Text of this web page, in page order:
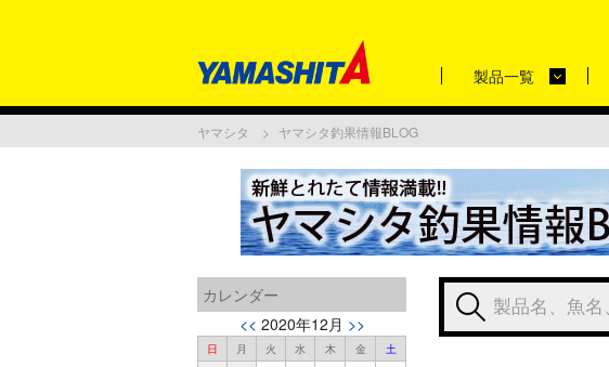
製品一覧
ヤマシタ ヤマシタ釣果情報BLOG
カレンダー
<< 2020年12月 >>
日 月 火 水 木 金 土